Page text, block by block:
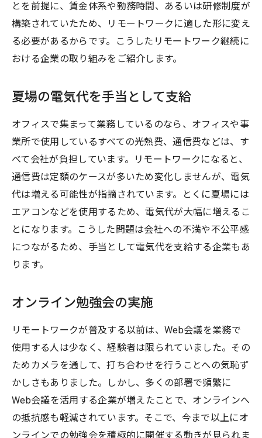
とを前提に、賃金体系や勤務時間、あるいは研修制度が
構築されていたため、リモートワークに適した形に変え
る必要があるからです。こうしたリモートワーク継続に
おける企業の取り組みをご紹介します。
夏場の電気代を手当として支給
オフィスで集まって業務しているのなら、オフィスや事
業所で使用しているすべての光熱費、通信費などは、す
べて会社が負担しています。リモートワークになると、
通信費は定額のケースが多いため変化しませんが、電気
代は増える可能性が指摘されています。とくに夏場には
エアコンなどを使用するため、電気代が大幅に増えるこ
とになります。こうした問題は会社への不満や不公平感
につながるため、手当として電気代を支給する企業もあ
ります。
オンライン勉強会の実施
リモートワークが普及する以前は、Web会議を業務で
使用する人は少なく、経験者は限られていました。その
ためカメラを通して、打ち合わせを行うことへの気恥ず
かしさもありました。しかし、多くの部署で頻繁に
Web会議を活用する企業が増えたことで、オンラインへ
の抵抗感も軽減されています。そこで、今まで以上にオ
ンラインでの勉強会を積極的に開催する動きが見られま